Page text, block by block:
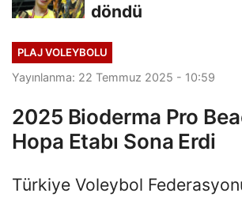
döndü
PLAJ VOLEYBOLU
Yayınlanma: 22 Temmuz 2025 - 10:59
2025 Bioderma Pro
Hopa Etabı Sona Erdi
Türkiye Voleybol